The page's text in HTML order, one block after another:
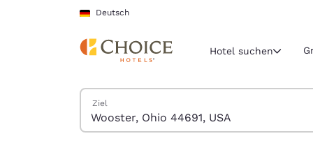
Weiter Zu Hauptinhalt
Deutsch
Aktuelle
Hotel suchen
Hotels suchen
Ziel